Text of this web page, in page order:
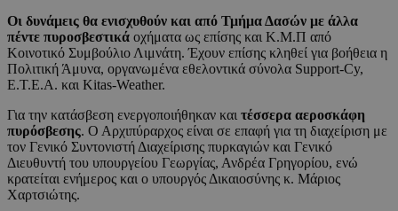
Οι δυνάμεις θα ενισχυθούν και από Τμήμα Δασών με άλλα
πέντε πυροσβεστικά οχήματα ως επίσης και Κ.Μ.Π από
Κοινοτικό Συμβούλιο Λιμνάτη. Έχουν επίσης κληθεί για βοήθεια η
Πολιτική Άμυνα, οργανωμένα εθελοντικά σύνολα Support-Cy,
Ε.Τ.Ε.Α. και Kitas-Weather.
Για την κατάσβεση ενεργοποιήθηκαν και τέσσερα αεροσκάφη
πυρόσβεσης. Ο Αρχιπύραρχος είναι σε επαφή για τη διαχείριση με
τον Γενικό Συντονιστή Διαχείρισης πυρκαγιών και Γενικό
Διευθυντή του υπουργείου Γεωργίας, Ανδρέα Γρηγορίου, ενώ
κρατείται ενήμερος και ο υπουργός Δικαιοσύνης κ. Μάριος
Χαρτσιώτης.